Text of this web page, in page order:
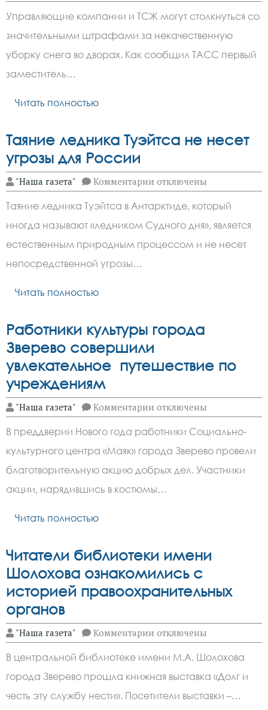
Штраф
до
300
тысяч
за
плохую
Управляющие компании и ТСЖ могут столкнуться со
значительными штрафами за некачественную
уборку снега во дворах. Как сообщил ТАСС первый
заместитель…
Читать полностью
Таяние ледника Туэйтса не несет
угрозы для России
"Наша газета" Комментарии к
записи
ледника
Туэйтса
не
несет
угрозы
отключены
Таяние ледника Туэйтса в Антарктиде, который
иногда называют «ледником Судного дня», является
естественным природным процессом и не несет
непосредственной угрозы…
Читать полностью
Работники культуры города
Зверево совершили
увлекательное путешествие по
учреждениям
"Наша газета" Комментарии к
записи
Работники
культуры
города
Зверево
совершили
увлекательное
путешествие
отключены
В преддверии Нового года работники Социально-
культурного центра «Маяк» города Зверево провели
благотворительную акцию добрых дел. Участники
акции, нарядившись в костюмы…
Читать полностью
Читатели библиотеки имени
Шолохова ознакомились с
историей правоохранительных
органов
"Наша газета" Комментарии к
записи
Читатели
библиотеки
имени
Шолохова
ознакомились
с
отключены
В центральной библиотеке имени М.А. Шолохова
города Зверево прошла книжная выставка «Долг и
честь эту службу нести». Посетители выставки –…